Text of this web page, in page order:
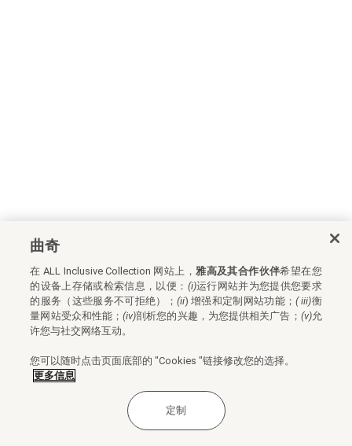
曲奇
在 ALL Inclusive Collection 网站上，雅高及其合作伙伴希望在您
的设备上存储或检索信息，以便： (i)运行网站并为您提供您要求
的服务（这些服务不可拒绝）； (ii) 增强和定制网站功能； ( iii)衡
量网站受众和性能；(iv)剖析您的兴趣，为您提供相关广告； (v)允
许您与社交网络互动。
您可以随时点击页面底部的 "Cookies "链接修改您的选择。
更多信息
定制